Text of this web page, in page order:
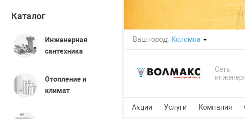
Ваш город: Коломна
Сеть
Акции Услуги Компания
Каталог
Инженерная
сантехника
Отопление и
климат